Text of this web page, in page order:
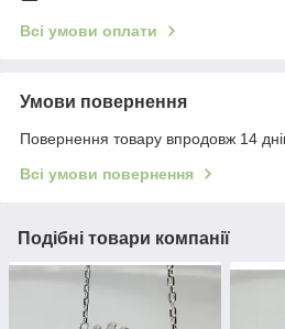
Всі умови оплати
Умови повернення
Повернення товару впродовж 14
Всі умови повернення
Подібні товари компанії